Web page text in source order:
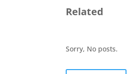
Related
Sorry, No posts.